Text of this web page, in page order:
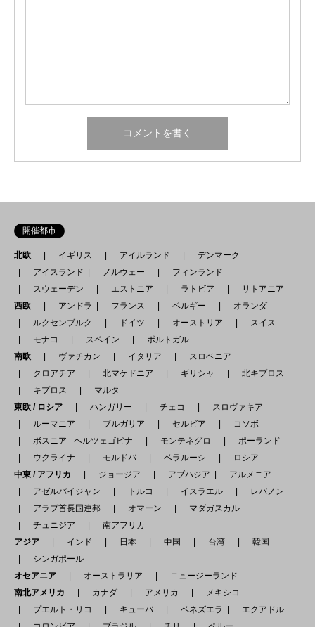
開催都市
北欧 イギリス アイルランド
デンマーク
アイスランド
ノルウェー
フィンランド
スウェーデン
エストニア ラトビア
リトアニア
西欧
アンドラ フランス ベルギー
オランダ
ルクセンブルク
ドイツ オーストリア
スイス
モナコ
スペイン
ポルトガル
南欧
ヴァチカン イタリア
スロベニア
クロアチア
北マケドニア ギリシャ
北キプロス
キプロス
マルタ
東欧 / ロシア
ハンガリー チェコ
スロヴァキア
ルーマニア
ブルガリア セルビア
コソボ
ボスニア - ヘルツェゴビナ
モンテネグロ
ポーランド
ウクライナ
モルドバ ベラルーシ
ロシア
中東 / アフリカ
ジョージア アブハジア
アルメニア
アゼルバイジャン
トルコ イスラエル
レバノン
アラブ首長国連邦
オマーン
マダガスカル
チュニジア
南アフリカ
アジア
インド 日本 中国 台湾
韓国
シンガポール
オセアニア
オーストラリア
ニュージーランド
南北アメリカ
カナダ アメリカ
メキシコ
プエルト・リコ
キューバ ベネズエラ
エクアドル